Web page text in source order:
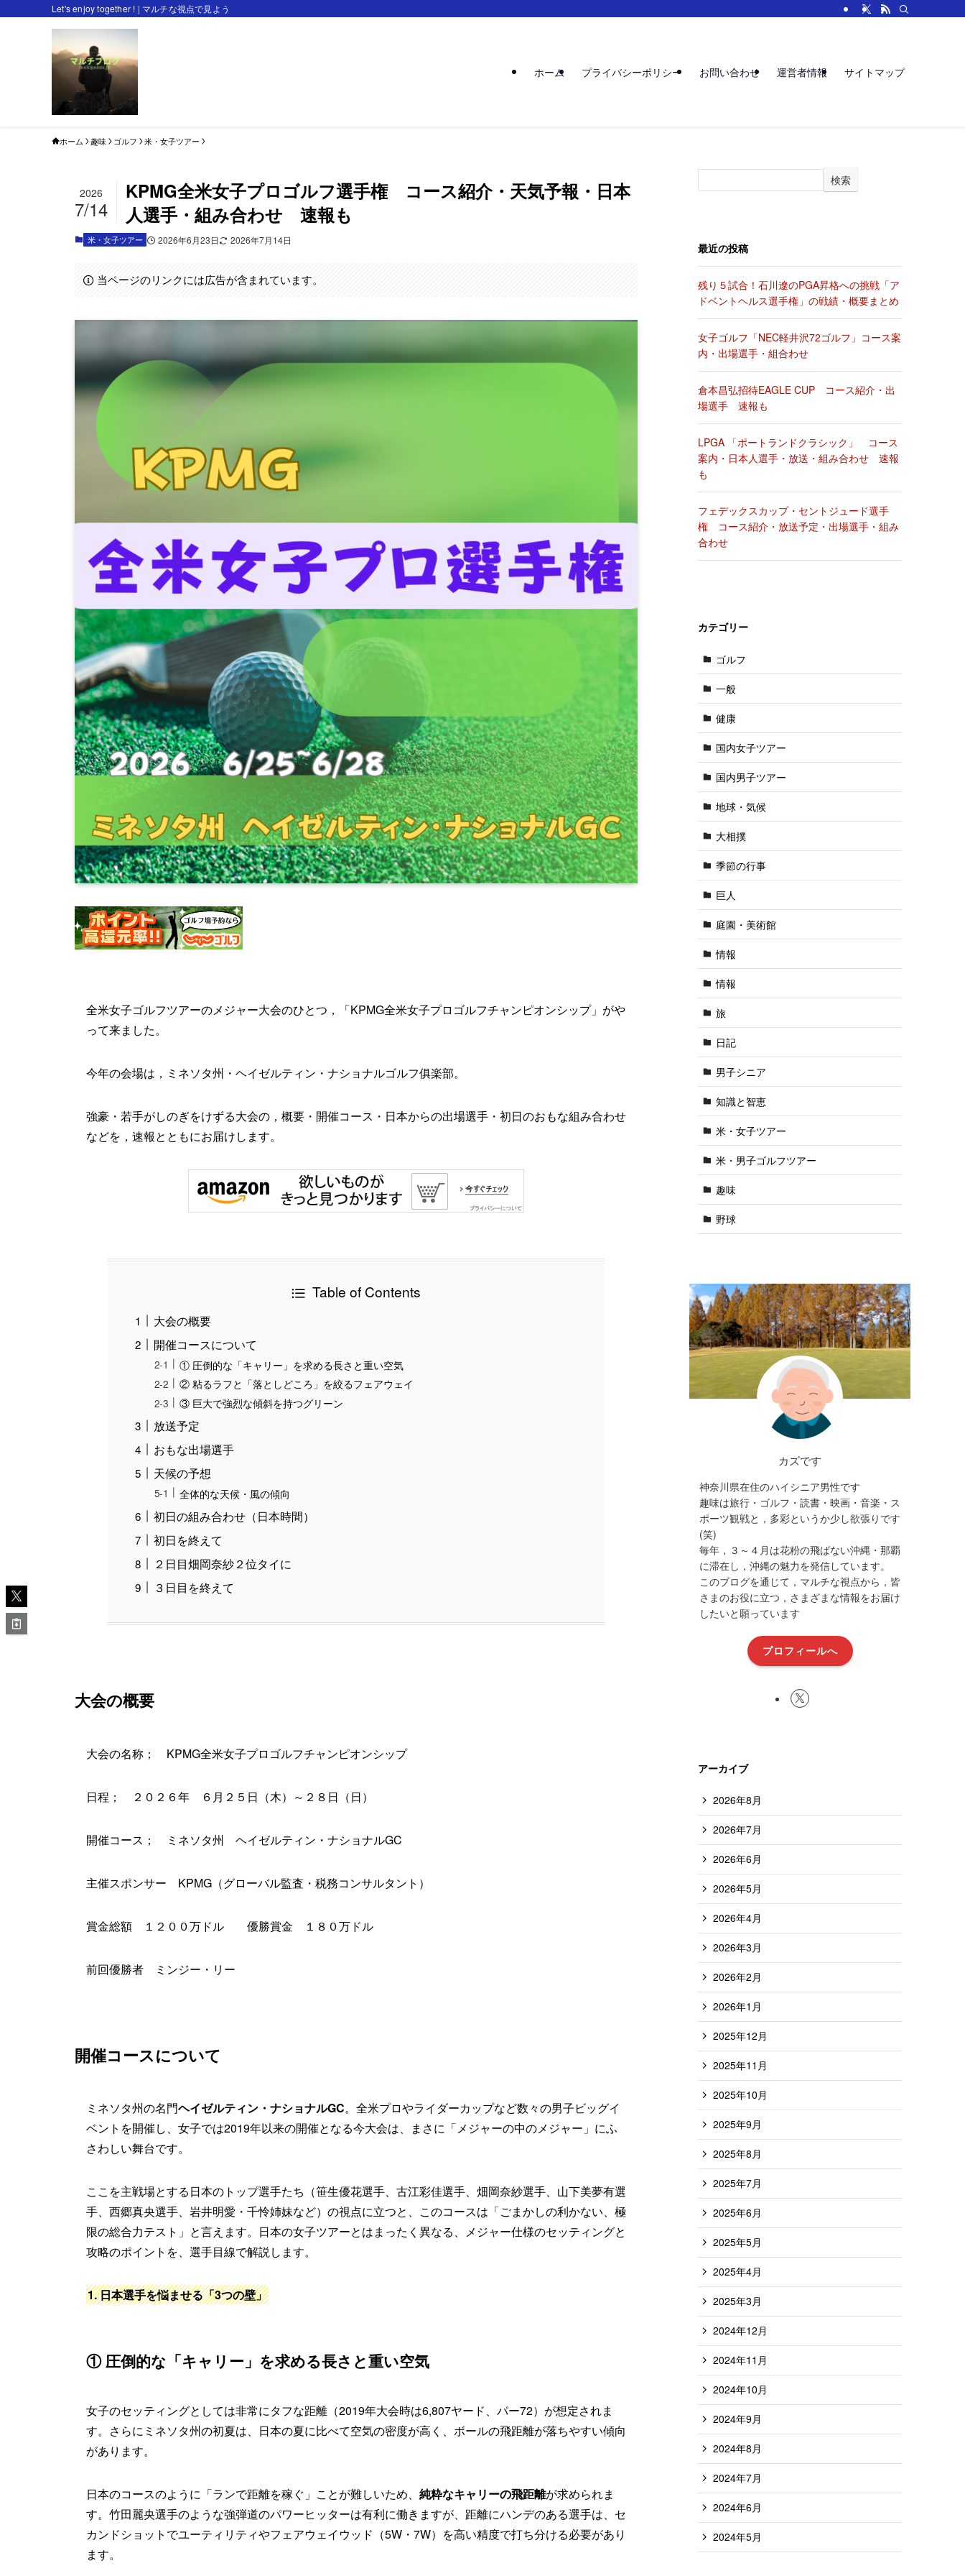
Let's enjoy together ! | マルチな視点で見よう
ホーム プライバシーポリシー お問い合わせ 運営者情報 サイトマップ
ホーム 趣味 ゴルフ 米・女子ツアー
KPMG全米女子プロゴルフ選手権 コース紹介・天気予報・日本
人選手・組み合わせ 速報も
2026
7/14
米・女子ツアー 2026年6月23日 2026年7月14日
当ページのリンクには広告が含まれています。
全米女子ゴルフツアーのメジャー大会のひとつ，「KPMG全米女子プロゴルフチャンピオンシップ」がや
って来ました。
今年の会場は，ミネソタ州・ヘイゼルティン・ナショナルゴルフ俱楽部。
強豪・若手がしのぎをけずる大会の，概要・開催コース・日本からの出場選手・初日のおもな組み合わせ
などを，速報とともにお届けします。
Table of Contents
大会の概要
開催コースについて
① 圧倒的な「キャリー」を求める長さと重い空気
② 粘るラフと「落としどころ」を絞るフェアウェイ
③ 巨大で強烈な傾斜を持つグリーン
放送予定
おもな出場選手
天候の予想
全体的な天候・風の傾向
初日の組み合わせ（日本時間）
初日を終えて
２日目畑岡奈紗２位タイに
３日目を終えて
大会の概要
大会の名称； KPMG全米女子プロゴルフチャンピオンシップ
日程； ２０２６年 ６月２５日（木）～２８日（日）
開催コース； ミネソタ州 ヘイゼルティン・ナショナルGC
主催スポンサー KPMG（グローバル監査・税務コンサルタント）
賞金総額 １２００万ドル 優勝賞金 １８０万ドル
前回優勝者 ミンジー・リー
開催コースについて
ミネソタ州の名門ヘイゼルティン・ナショナルGC。全米プロやライダーカップなど数々の男子ビッグイ
ベントを開催し、女子では2019年以来の開催となる今大会は、まさに「メジャーの中のメジャー」にふ
さわしい舞台です。
ここを主戦場とする日本のトップ選手たち（笹生優花選手、古江彩佳選手、畑岡奈紗選手、山下美夢有選
手、西郷真央選手、岩井明愛・千怜姉妹など）の視点に立つと、このコースは「ごまかしの利かない、極
限の総合力テスト」と言えます。日本の女子ツアーとはまったく異なる、メジャー仕様のセッティングと
攻略のポイントを、選手目線で解説します。
1. 日本選手を悩ませる「3つの壁」
① 圧倒的な「キャリー」を求める長さと重い空気
女子のセッティングとしては非常にタフな距離（2019年大会時は6,807ヤード、パー72）が想定されま
す。さらにミネソタ州の初夏は、日本の夏に比べて空気の密度が高く、ボールの飛距離が落ちやすい傾向
があります。
日本のコースのように「ランで距離を稼ぐ」ことが難しいため、 純粋なキャリーの飛距離が求められま
す。竹田麗央選手のような強弾道のパワーヒッターは有利に働きますが、距離にハンデのある選手は、セ
カンドショットでユーティリティやフェアウェイウッド（5W・7W）を高い精度で打ち分ける必要があり
ます。
検索
最近の投稿
残り５試合！石川遼のPGA昇格への挑戦「ア
ドベントヘルス選手権」の戦績・概要まとめ
女子ゴルフ「NEC軽井沢72ゴルフ」コース案
内・出場選手・組合わせ
倉本昌弘招待EAGLE CUP コース紹介・出
場選手 速報も
LPGA 「ポートランドクラシック」 コース
案内・日本人選手・放送・組み合わせ 速報
も
フェデックスカップ・セントジュード選手
権 コース紹介・放送予定・出場選手・組み
合わせ
カテゴリー
ゴルフ
一般
健康
国内女子ツアー
国内男子ツアー
地球・気候
大相撲
季節の行事
巨人
庭園・美術館
情報
情報
旅
日記
男子シニア
知識と智恵
米・女子ツアー
米・男子ゴルフツアー
趣味
野球
カズです
神奈川県在住のハイシニア男性です
趣味は旅行・ゴルフ・読書・映画・音楽・ス
ポーツ観戦と，多彩というか少し欲張りです
(笑)
毎年，３～４月は花粉の飛ばない沖縄・那覇
に滞在し，沖縄の魅力を発信しています。
このブログを通じて，マルチな視点から，皆
さまのお役に立つ，さまざまな情報をお届け
したいと願っています
プロフィールへ
アーカイブ
2026年8月
2026年7月
2026年6月
2026年5月
2026年4月
2026年3月
2026年2月
2026年1月
2025年12月
2025年11月
2025年10月
2025年9月
2025年8月
2025年7月
2025年6月
2025年5月
2025年4月
2025年3月
2024年12月
2024年11月
2024年10月
2024年9月
2024年8月
2024年7月
2024年6月
2024年5月